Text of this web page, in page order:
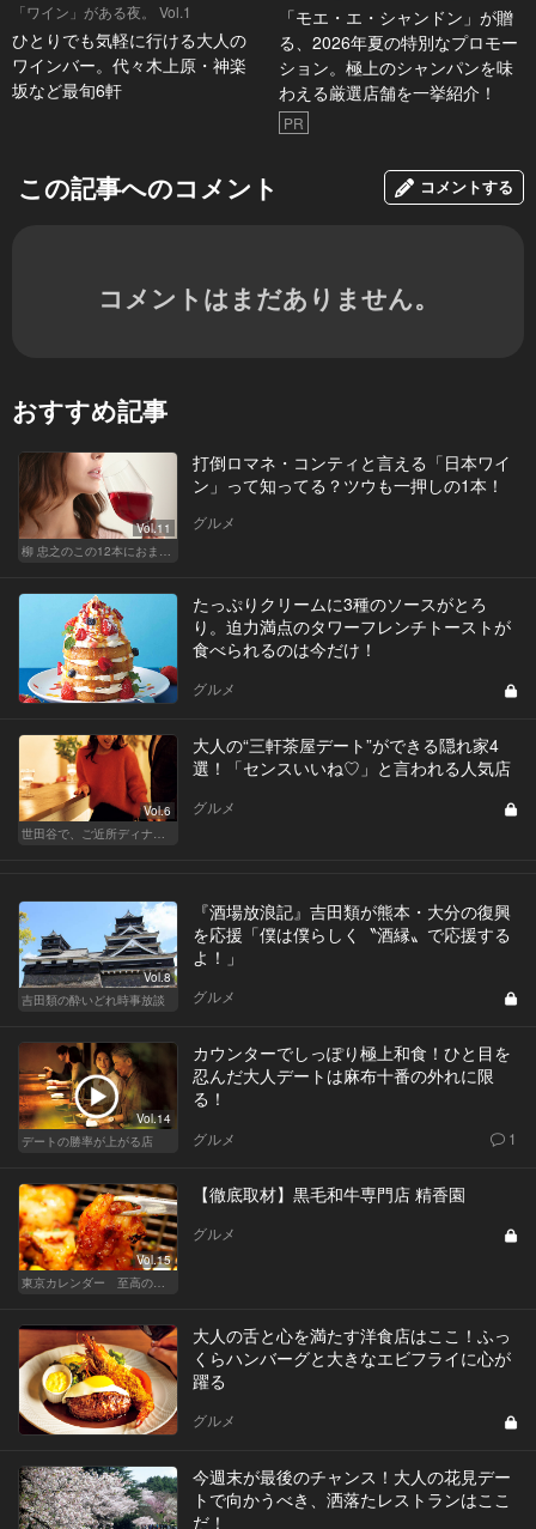
「ワイン」がある夜。 Vol.1
ひとりでも気軽に行ける大人の
ワインバー。代々木上原・神楽
坂など最旬6軒
「モエ・エ・シャンドン」が贈
る、2026年夏の特別なプロモー
ション。極上のシャンパンを味
わえる厳選店舗を一挙紹介！
PR
この記事へのコメント コメントする
コメントはまだありません。
おすすめ記事
Vol.11
柳 忠之のこの12本におまかせ
打倒ロマネ・コンティと言える「日本ワイ
ン」って知ってる？ツウも一押しの1本！
グルメ
たっぷりクリームに3種のソースがとろ
り。迫力満点のタワーフレンチトーストが
食べられるのは今だけ！
グルメ
Vol.6
世田谷で、ご近所ディナーを楽しもう！
大人の“三軒茶屋デート”ができる隠れ家4
選！「センスいいね♡」と言われる人気店
グルメ
Vol.8
吉田類の酔いどれ時事放談
『酒場放浪記』吉田類が熊本・大分の復興
を応援「僕は僕らしく〝酒縁〟で応援する
よ！」
グルメ
Vol.14
デートの勝率が上がる店
カウンターでしっぽり極上和食！ひと目を
忍んだ大人デートは麻布十番の外れに限
る！
グルメ 1
Vol.15
東京カレンダー 至高の名店シリーズ
【徹底取材】黒毛和牛専門店 精香園
グルメ
大人の舌と心を満たす洋食店はここ！ふっ
くらハンバーグと大きなエビフライに心が
躍る
グルメ
今週末が最後のチャンス！大人の花見デー
トで向かうべき、洒落たレストランはここ
だ！